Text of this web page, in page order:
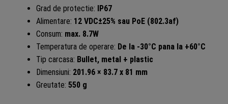
Grad de protectie: IP67
Alimentare: 12 VDC±25% sau PoE (802.3af)
Consum: max. 8.7W
Temperatura de operare: De la -30°C pana la +60°C
Tip carcasa: Bullet, metal + plastic
Dimensiuni: 201.96 × 83.7 x 81 mm
Greutate: 550 g